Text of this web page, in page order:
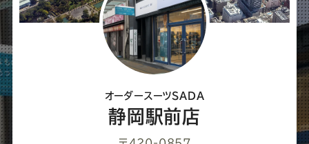
オーダースーツSADA
静岡駅前店